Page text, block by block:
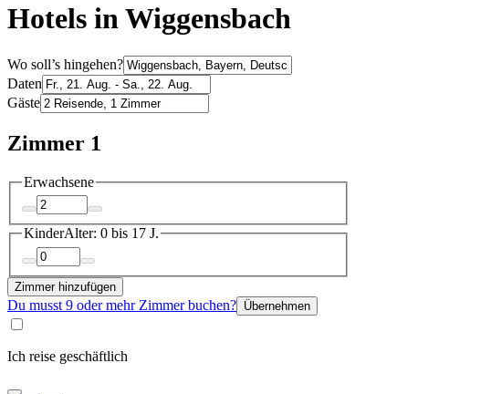
Hotels in Wiggensbach
Wo soll’s hingehen?
Daten
Gäste
Zimmer 1
Erwachsene
KinderAlter: 0 bis 17 J.
Zimmer hinzufügen
Du musst 9 oder mehr Zimmer buchen? Übernehmen
Ich reise geschäftlich